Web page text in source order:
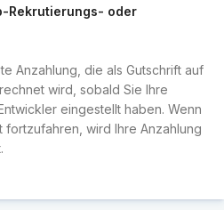
Rekrutierungs- oder
Anzahlung, die als Gutschrift auf
wird, sobald Sie Ihre
eingestellt haben. Wenn
fortzufahren, wird Ihre Anzahlung